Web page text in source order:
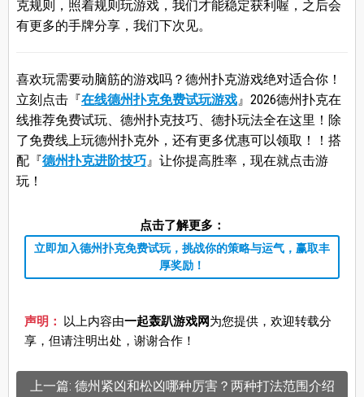
克规则，照着规则玩游戏，我们才能稳定获利喔，之后会
有更多的手牌分享，我们下次见。
喜欢玩需要动脑筋的游戏吗？德州扑克游戏绝对适合你！
立刻点击『在线德州扑克免费试玩游戏』2026德州扑克在
线推荐免费试玩、德州扑克技巧、德扑玩法全在这里！除
了免费线上玩德州扑克外，还有更多优惠可以领取！！搭
配『德州扑克进阶技巧』让你提高胜率，现在就点击游
玩！
点击了解更多：
立即加入德州扑克免费试玩，挑战你的策略与运气，赢取丰
厚奖励！
声明： 以上内容由一起轰趴游戏网为您提供，欢迎转载分
享，但请注明出处，谢谢合作！
上一篇: 德州紧凶和松凶哪种厉害？两种打法范围介绍